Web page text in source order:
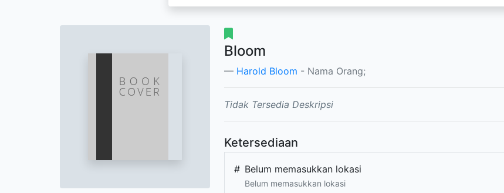
Bloom
Harold Bloom - Nama Orang;
Tidak Tersedia Deskripsi
Ketersediaan
# Belum memasukkan lokasi
Belum memasukkan lokasi